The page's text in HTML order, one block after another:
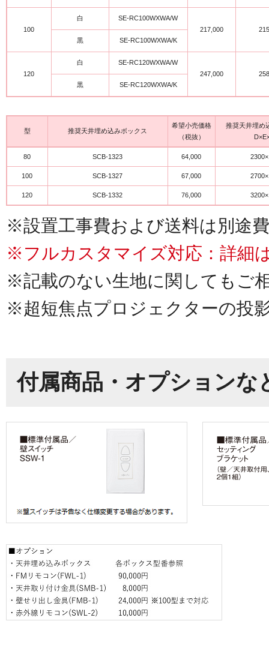
100
白
SE-RC100WXWA/W
217,000
黒
SE-RC100WXWA/K
120
白
SE-RC120WXWA/W
247,000
黒
SE-RC120WXWA/K
型 推奨天井埋め込みボックス
希望小売価格
（税抜）
推奨天井埋め
80 SCB-1323 64,000
100 SCB-1327 67,000
120 SCB-1332 76,000
※設置工事費および送料は別途
※フルカスタマイズ対応：詳細
※記載のない生地に関してもご
※超短焦点プロジェクターの投
付属商品・オプションな